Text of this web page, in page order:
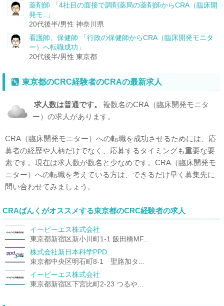
薬剤師 「4社目の面接で調剤薬局の薬剤師からCRA（臨床開
発モ..」
20代後半/男性 神奈川県
看護師、保健師 「行政の保健師からCRA（臨床開発モニタ
ー）へ転職成功」
20代後半/男性 東京都
東京都のCRC経験者のCRAの最新求人
求人数は普通です。
複数名のCRA（臨床開発モニタ
ー）の求人があります。
CRA（臨床開発モニター）への転職を成功させるためには、応
募者の経歴や人柄だけでなく、応募するタイミングも重要な要
素です。現在は求人数が数名と少なめです。CRA（臨床開発モ
ニター）への転職を考えている方は、できるだけ早く募集先に
問い合わせてみましょう。
CRAばんくがオススメする東京都のCRC経験者の求人
イーピーエス株式会社
東京都新宿区新小川町1-1 飯田橋MF...
株式会社新日本科学PPD
東京都中央区明石町8-1 聖路加タ...
イーピーエス株式会社
東京都新宿区下宮比町2-23 つるや...